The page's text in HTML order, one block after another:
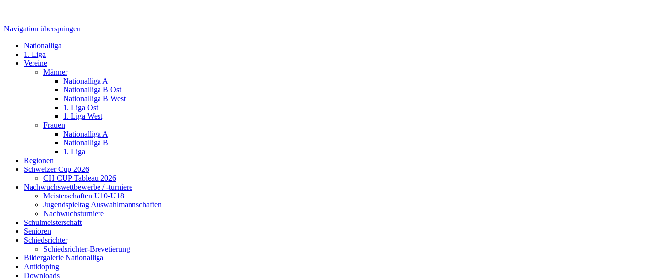
Navigation überspringen
Nationalliga
1. Liga
Vereine
Männer
Nationalliga A
Nationalliga B Ost
Nationalliga B West
1. Liga Ost
1. Liga West
Frauen
Nationalliga A
Nationalliga B
1. Liga
Regionen
Schweizer Cup 2026
CH CUP Tableau 2026
Nachwuchswettbewerbe / -turniere
Meisterschaften U10-U18
Jugendspieltag Auswahlmannschaften
Nachwuchsturniere
Schulmeisterschaft
Senioren
Schiedsrichter
Schiedsrichter-Brevetierung
Bildergalerie Nationalliga
Antidoping
Downloads